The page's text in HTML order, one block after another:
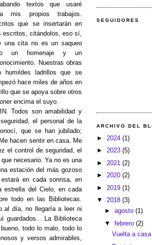
textos que usaré
mis propios trabajos.
que se insertarán en
escritos, citándolos, eso sí,
una cita no es un saqueo
un homenaje y un
Nuestras obras
humildes ladrillos que se
hace miles de años en
que se apoya sobre otros
encima el suyo.
Todos son amabilidad y
el personal de la
que se han jubilado;
hacen sentir en casa. Me
el control de seguridad, el
necesario. Ya no es una
estación del más gozoso
en cada sonrisa, en
estrella del Cielo, en cada
todo en las Bibliotecas.
al día, no llegaría a leer ni
guardados... La Biblioteca
todo lo malo, todo lo
y versos admirables,
SEGUIDORES
ARCHIVO DEL
► 2024 (1)
► 2023 (5)
► 2021 (2)
► 2020 (2)
► 2019 (1)
▼ 2018 (3)
► agosto (1)
▼ febrero (2)
Vuelta a casa